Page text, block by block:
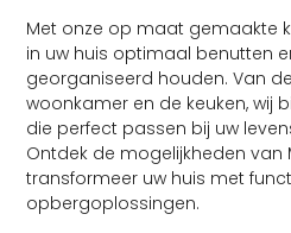
Met onze op maat gemaakte
in uw huis optimaal benutten
georganiseerd houden. Van
woonkamer en de keuken, wij
die perfect passen bij uw
Ontdek de mogelijkheden van
transformeer uw huis met
opbergoplossingen.